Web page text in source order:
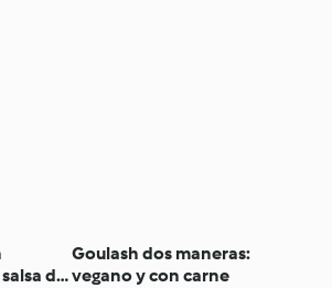
de
Goulash dos maneras:
vegano y con carne